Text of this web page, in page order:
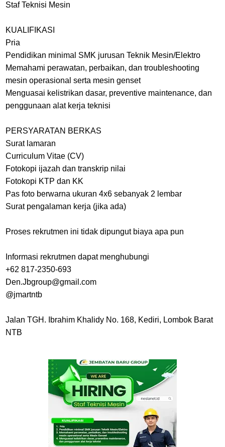
Staf Teknisi Mesin
KUALIFIKASI
Pria
Pendidikan minimal SMK jurusan Teknik Mesin/Elektro
Memahami perawatan, perbaikan, dan troubleshooting
mesin operasional serta mesin genset
Menguasai kelistrikan dasar, preventive maintenance, dan
penggunaan alat kerja teknisi
PERSYARATAN BERKAS
Surat lamaran
Curriculum Vitae (CV)
Fotokopi ijazah dan transkrip nilai
Fotokopi KTP dan KK
Pas foto berwarna ukuran 4x6 sebanyak 2 lembar
Surat pengalaman kerja (jika ada)
Proses rekrutmen ini tidak dipungut biaya apa pun
Informasi rekrutmen dapat menghubungi
+62 817-2350-693
Den.Jbgroup@gmail.com
@jmartntb
Jalan TGH. Ibrahim Khalidy No. 168, Kediri, Lombok Barat
NTB